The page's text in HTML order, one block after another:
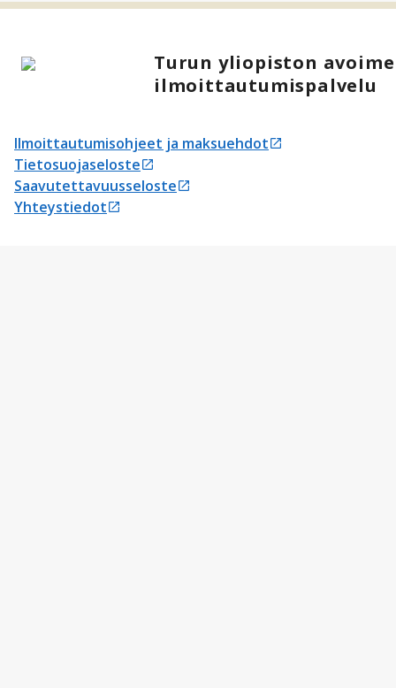
Turun yliopiston
ilmoittautumispalvelu
Ilmoittautumisohjeet ja maksuehdot
Avautuu uudessa välilehdessä
Tietosuojaseloste
Avautuu uudessa välilehdessä
Saavutettavuusseloste
Avautuu uudessa välilehdessä
Yhteystiedot
Avautuu uudessa välilehdessä